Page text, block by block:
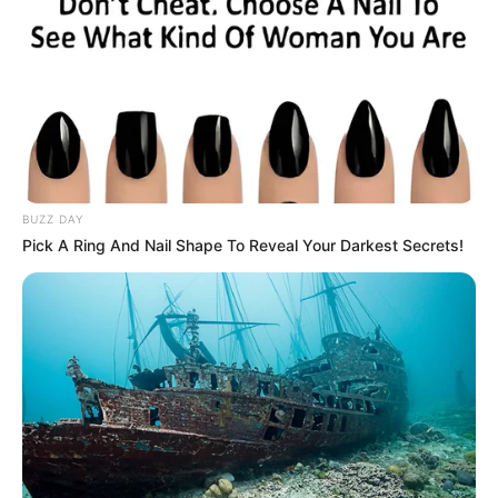
El cierre de 23 camas de UCI no solo es un número:
representa vidas en riesgo y la imposibilidad de brindar
atención adecuada a pacientes en estado crítico.Este
escenario pone una presión adicional sobre otros
servicios de salud en Ibagué y sus alrededores, donde la
BUZZ DAY
Pick A Ring And Nail Shape To Reveal Your Darkest Secrets!